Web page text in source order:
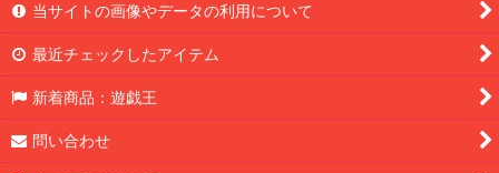
当サイトの画像やデータの利用について
最近チェックしたアイテム
新着商品：遊戯王
問い合わせ